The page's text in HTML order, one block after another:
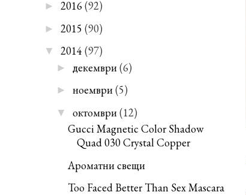
► 2016(92)
► 2015 (90)
▼ 2014 (97)
► декември (6)
► ноември(5)
▼ октомври (12)
Gucci Magnetic Color Shadow
Quad 030 Crystal Copper
Ароматни свещи
Too Faced Better Than Sex Mascara